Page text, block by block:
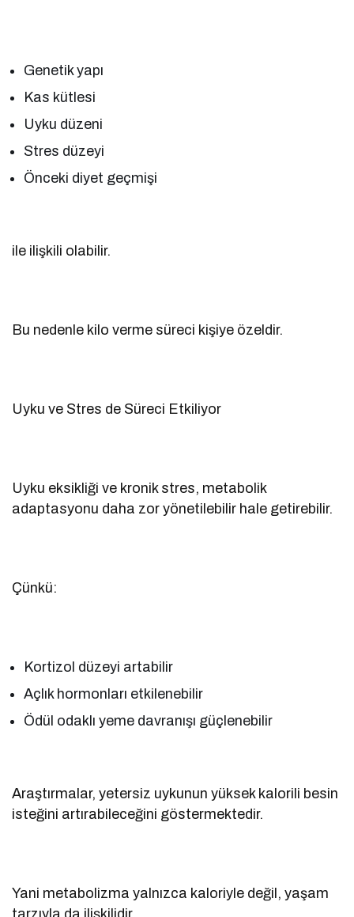
Genetik yapı
Kas kütlesi
Uyku düzeni
Stres düzeyi
Önceki diyet geçmişi
ile ilişkili olabilir.
Bu nedenle kilo verme süreci kişiye özeldir.
Uyku ve Stres de Süreci Etkiliyor
Uyku eksikliği ve kronik stres, metabolik
adaptasyonu daha zor yönetilebilir hale getirebilir.
Çünkü:
Kortizol düzeyi artabilir
Açlık hormonları etkilenebilir
Ödül odaklı yeme davranışı güçlenebilir
Araştırmalar, yetersiz uykunun yüksek kalorili besin
isteğini artırabileceğini göstermektedir.
Yani metabolizma yalnızca kaloriyle değil, yaşam
tarzıyla da ilişkilidir.